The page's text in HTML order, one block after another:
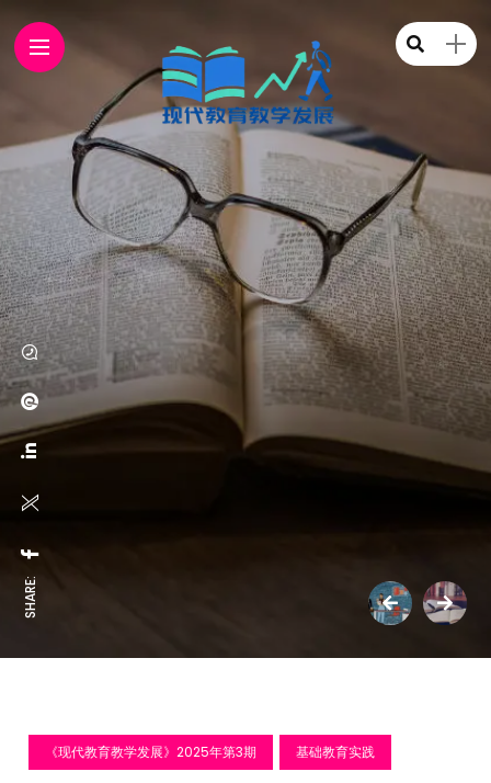
SHARE:
《现代教育教学发展》2025年第3期 基础教育实践